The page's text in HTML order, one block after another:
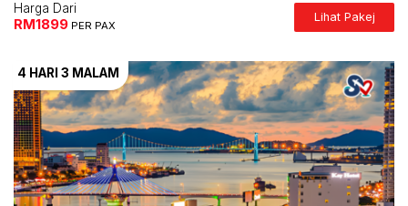
Harga Dari
RM1899 PER PAX
Lihat Pakej
4 HARI 3 MALAM